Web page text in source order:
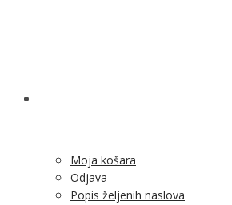
Moja košara
Odjava
Popis željenih naslova